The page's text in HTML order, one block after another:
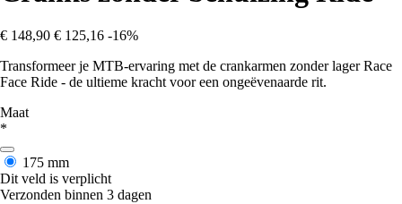
€ 148,90 € 125,16 -16%
Transformeer je MTB-ervaring met de crankarmen zonder lager Race
Face Ride - de ultieme kracht voor een ongeëvenaarde rit.
Maat
*
175 mm
Dit veld is verplicht
Verzonden binnen 3 dagen